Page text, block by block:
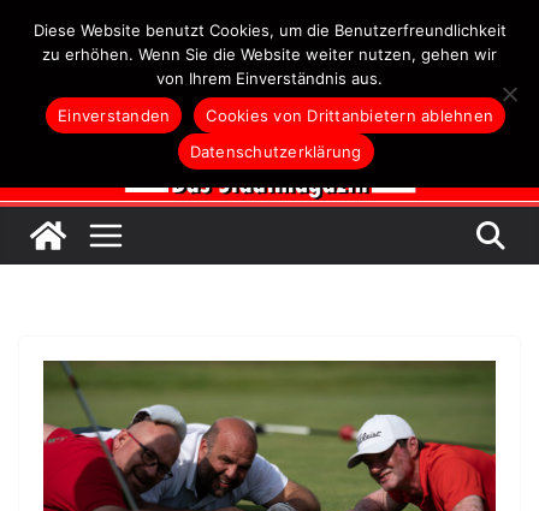
Inhalt
Diese Website benutzt Cookies, um die Benutzerfreundlichkeit
zu erhöhen. Wenn Sie die Website weiter nutzen, gehen wir
von Ihrem Einverständnis aus.
Einverstanden
Cookies von Drittanbietern ablehnen
Datenschutzerklärung